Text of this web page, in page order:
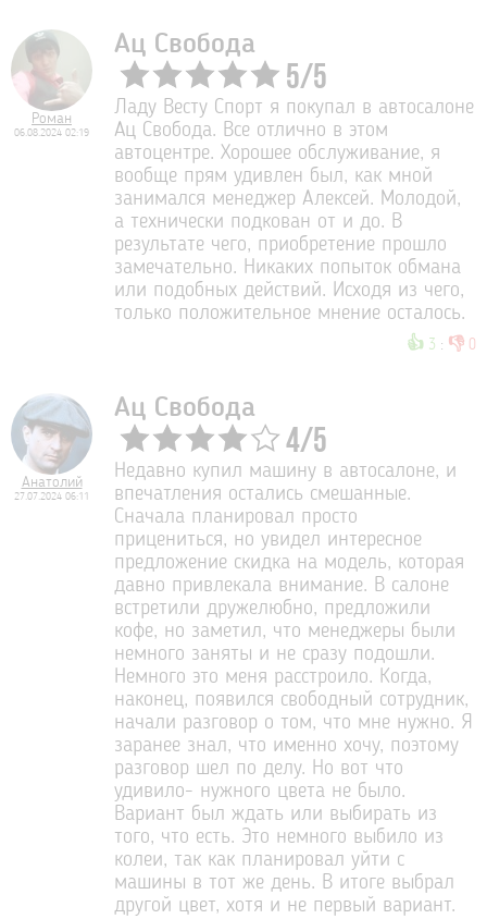
Роман
06.08.2024 02:19
Ац Свобода
5/5
Ладу Весту Спорт я покупал в автосалоне
Ац Свобода. Все отлично в этом
автоцентре. Хорошее обслуживание, я
вообще прям удивлен был, как мной
занимался менеджер Алексей. Молодой,
а технически подкован от и до. В
результате чего, приобретение прошло
замечательно. Никаких попыток обмана
или подобных действий. Исходя из чего,
только положительное мнение осталось.
👍 3 : 👎 0
Анатолий
27.07.2024 06:11
Ац Свобода
4/5
Недавно купил машину в автосалоне, и
впечатления остались смешанные.
Сначала планировал просто
прицениться, но увидел интересное
предложение скидка на модель, которая
давно привлекала внимание. В салоне
встретили дружелюбно, предложили
кофе, но заметил, что менеджеры были
немного заняты и не сразу подошли.
Немного это меня расстроило. Когда,
наконец, появился свободный сотрудник,
начали разговор о том, что мне нужно. Я
заранее знал, что именно хочу, поэтому
разговор шел по делу. Но вот что
удивило- нужного цвета не было.
Вариант был ждать или выбирать из
того, что есть. Это немного выбило из
колеи, так как планировал уйти с
машины в тот же день. В итоге выбрал
другой цвет, хотя и не первый вариант.